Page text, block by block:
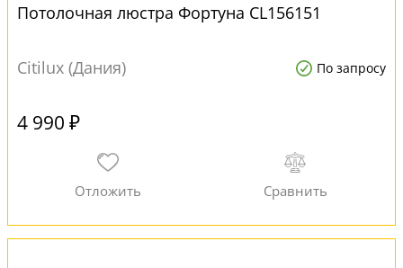
Потолочная люстра Фортуна CL156151
Citilux (Дания) По запросу
4 990 ₽